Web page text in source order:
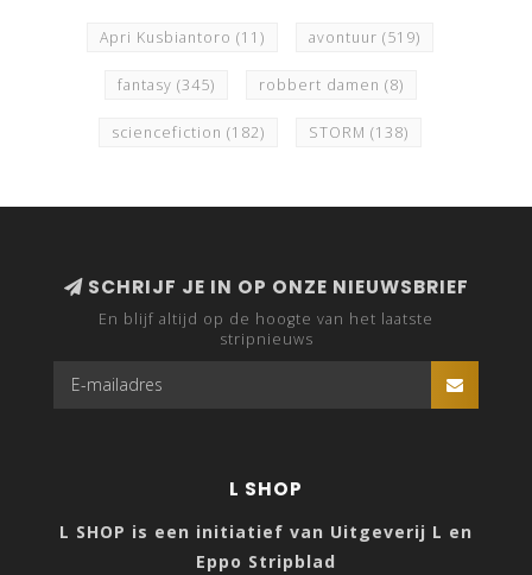
Apri Kusbiantoro (11) avontuur (519)
fantasy (345) robbert damen (8)
sciencefiction (182) STORM (138)
SCHRIJF JE IN OP ONZE NIEUWSBRIEF
En blijf altijd op de hoogte van het laatste
stripnieuws
L SHOP
L SHOP is een initiatief van Uitgeverij L en
Eppo Stripblad